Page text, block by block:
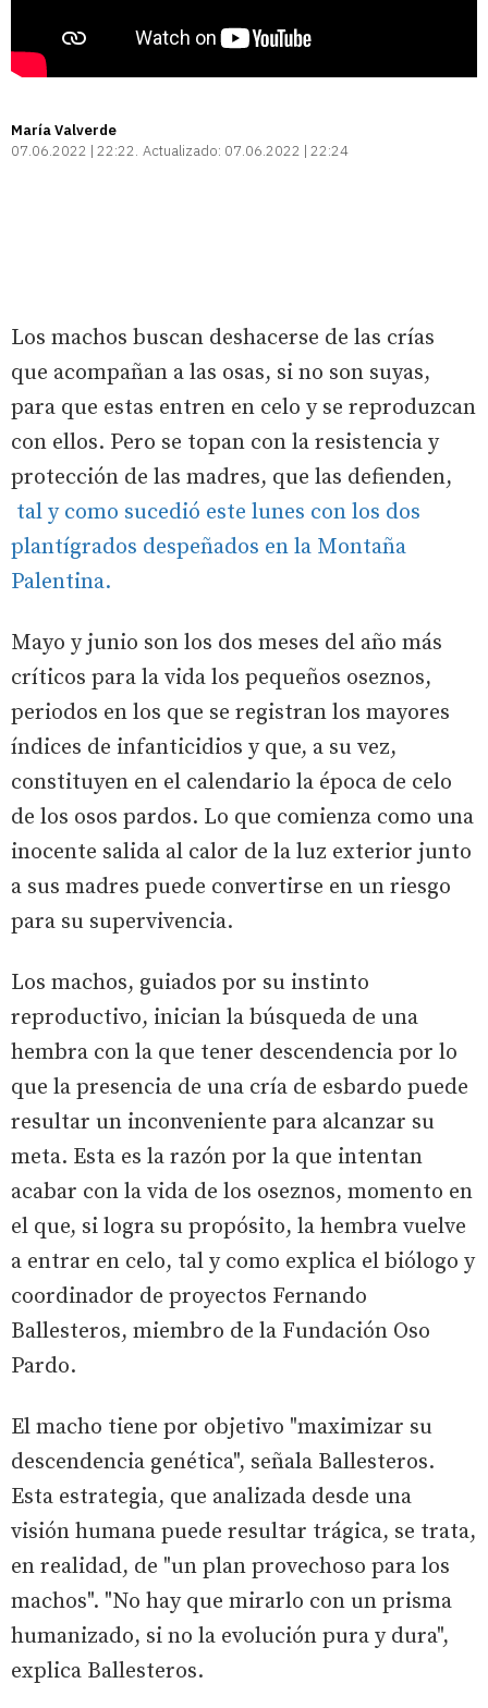
María Valverde
07.06.2022 | 22:22 Actualizado: 07.06.2022 | 22:24
Los machos buscan deshacerse de las crías
que acompañan a las osas, si no son suyas,
para que estas entren en celo y se reproduzcan
con ellos. Pero se topan con la resistencia y
protección de las madres, que las defienden,
tal y como sucedió este lunes con los dos
plantígrados despeñados en la Montaña
Palentina.
Mayo y junio son los dos meses del año más
críticos para la vida los pequeños oseznos,
periodos en los que se registran los mayores
índices de infanticidios y que, a su vez,
constituyen en el calendario la época de celo
de los osos pardos. Lo que comienza como una
inocente salida al calor de la luz exterior junto
a sus madres puede convertirse en un riesgo
para su supervivencia.
Los machos, guiados por su instinto
reproductivo, inician la búsqueda de una
hembra con la que tener descendencia por lo
que la presencia de una cría de esbardo puede
resultar un inconveniente para alcanzar su
meta. Esta es la razón por la que intentan
acabar con la vida de los oseznos, momento en
el que, si logra su propósito, la hembra vuelve
a entrar en celo, tal y como explica el biólogo y
coordinador de proyectos Fernando
Ballesteros, miembro de la Fundación Oso
Pardo.
El macho tiene por objetivo "maximizar su
descendencia genética", señala Ballesteros.
Esta estrategia, que analizada desde una
visión humana puede resultar trágica, se trata,
en realidad, de "un plan provechoso para los
machos". "No hay que mirarlo con un prisma
humanizado, si no la evolución pura y dura",
explica Ballesteros.